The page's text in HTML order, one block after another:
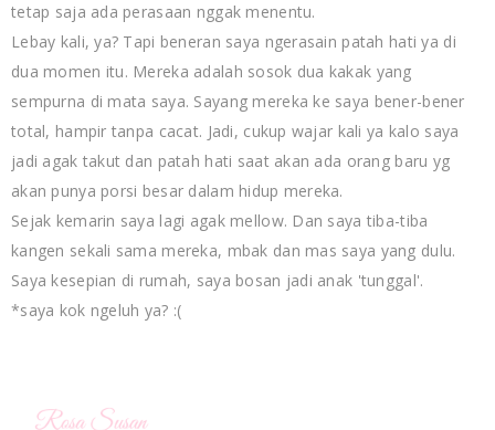
tetap saja ada perasaan nggak menentu.
Lebay kali, ya? Tapi beneran saya ngerasain patah hati ya di
dua momen itu. Mereka adalah sosok dua kakak yang
sempurna di mata saya. Sayang mereka ke saya bener-bener
total, hampir tanpa cacat. Jadi, cukup wajar kali ya kalo saya
jadi agak takut dan patah hati saat akan ada orang baru yg
akan punya porsi besar dalam hidup mereka.
Sejak kemarin saya lagi agak mellow. Dan saya tiba-tiba
kangen sekali sama mereka, mbak dan mas saya yang dulu.
Saya kesepian di rumah, saya bosan jadi anak 'tunggal'.
*saya kok ngeluh ya? :(